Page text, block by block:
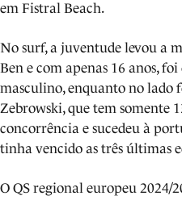
em Fistral Beach.
No surf, a juventude levou a
Ben e com apenas 16 anos,
masculino, enquanto no lado
Zebrowski, que tem somente
concorrência e sucedeu à
tinha vencido as três últimas
O QS regional europeu 2024/